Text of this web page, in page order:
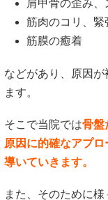
肩甲骨の歪み、
筋肉のコリ、緊
筋膜の癒着
などがあり、原因
ます。
そこで当院では骨盤
原因に的確なアプ
導いていきます。
また、そのために